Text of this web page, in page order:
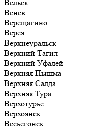
Вельск
Венёв
Верещагино
Верея
Верхнеуральск
Верхний Тагил
Верхний Уфалей
Верхняя Пышма
Верхняя Салда
Верхняя Тура
Верхотурье
Верхоянск
Весьегонск